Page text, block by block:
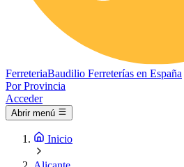
FerreteriaBaudilio Ferreterías en España
Por Provincia
Acceder
Abrir menú
Inicio